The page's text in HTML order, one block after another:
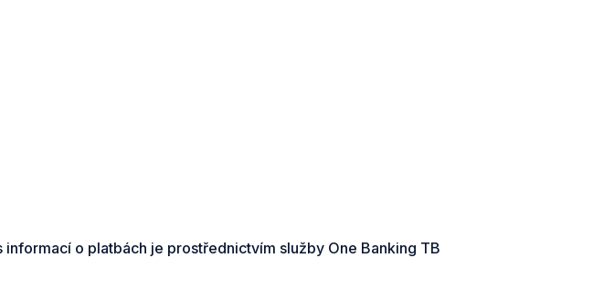
o platbách je prostřednictvím služby One Banking TB